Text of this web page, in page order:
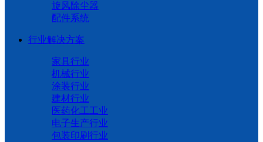
旋风除尘器
配件系统
行业解决方案
家具行业
机械行业
涂装行业
建材行业
医药化工工业
电子生产行业
包装印刷行业